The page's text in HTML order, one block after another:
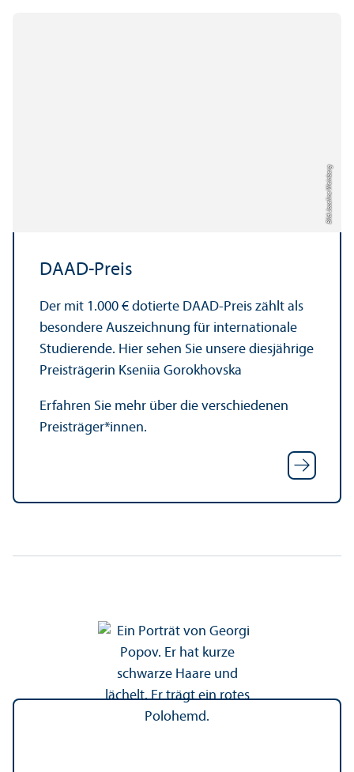
Bild: Joseline Weinberg
DAAD-Preis
Der mit 1.000 € dotierte DAAD-Preis zählt als
besondere Auszeichnung für internationale
Studierende. Hier sehen Sie unsere diesjährige
Preisträgerin Kseniia Gorokhovska
Erfahren Sie mehr über die verschiedenen
Preisträger*innen.